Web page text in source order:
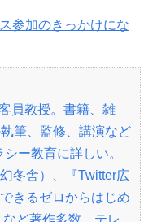
参加のきっかけにな
員教授。書籍、雑
筆、監修、講演など
ー教育に詳しい。
冬舎）、『Twitter広
きるゼロからはじめ
ど著作多数。テレ